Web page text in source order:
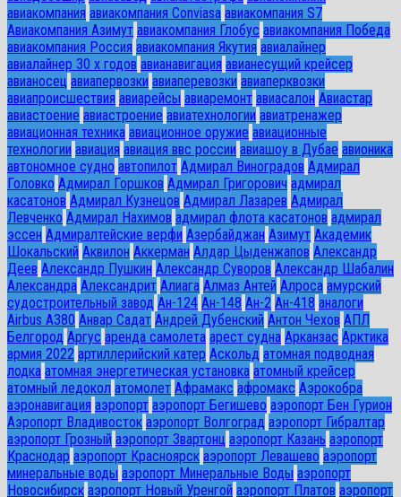
авиакомпания авиакомпания Conviasa авиакомпания S7
Авиакомпания Азимут авиакомпания Глобус авиакомпания Победа
авиакомпания Россия авиакомпания Якутия авиалайнер
авиалайнер 30 х годов авианавигация авианесущий крейсер
авианосец авиапервозки авиаперевозки авиаперквозки
авиапроисшествия авиарейсы авиаремонт авиасалон Авиастар
авиастоение авиастроение авиатехнологии авиатренажер
авиационная техника авиационное оружие авиационные
технологии авиация авиация ввс россии авиашоу в Дубае авионика
автономное судно автопилот Адмирал Виноградов Адмирал
Головко Адмирал Горшков Адмирал Григорович адмирал
касатонов Адмирал Кузнецов Адмирал Лазарев Адмирал
Левченко Адмирал Нахимов адмирал флота касатонов адмирал
эссен Адмиралтейские верфи Азербайджан Азимут Академик
Шокальский Аквилон Аккерман Алдар Цыденжапов Александр
Деев Александр Пушкин Александр Суворов Александр Шабалин
Александра Александрит Алиага Алмаз Антей Алроса амурский
судостроительный завод Ан-124 Ан-148 Ан-2 Ан-418 аналоги
Airbus A380 Анвар Садат Андрей Дубенский Антон Чехов АПЛ
Белгород Аргус аренда самолета арест судна Арканзас Арктика
армия 2022 артиллерийский катер Аскольд атомная подводная
лодка атомная энергетическая установка атомный крейсер
атомный ледокол атомолет Афрамакс афромакс Аэрокобра
аэронавигация аэропорт аэропорт Бегишево аэропорт Бен Гурион
Аэропорт Владивосток аэропорт Волгоград аэропорт Гибралтар
аэропорт Грозный аэропорт Звартонц аэропорт Казань аэропорт
Краснодар аэропорт Красноярск аэропорт Левашево аэропорт
минеральные воды аэропорт Минеральные Воды аэропорт
Новосибирск аэропорт Новый Уренгой аэропорт Платов аэропорт